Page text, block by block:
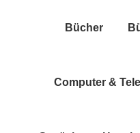
Bücher
Com­pu­ter &